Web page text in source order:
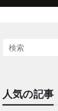
人気の記事